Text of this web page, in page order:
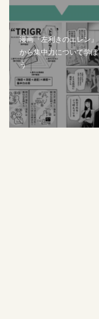
漫画『左利きのエレン』
から集中力について学ぼ
う